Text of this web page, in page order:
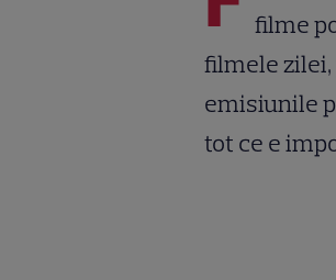
filme
filmele zilei,
emisiunile
tot ce e